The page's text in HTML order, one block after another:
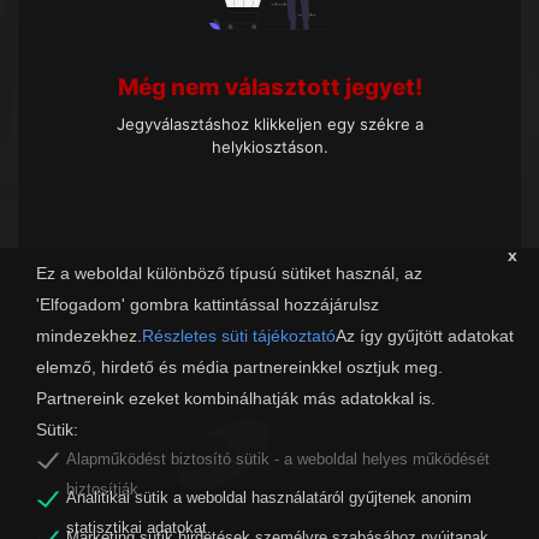
x
Ez a weboldal különböző típusú sütiket használ, az
'Elfogadom' gombra kattintással hozzájárulsz
mindezekhez. Részletes süti tájékoztatóAz így gyűjtött adatokat
elemző, hirdető és média partnereinkkel osztjuk meg.
Partnereink ezeket kombinálhatják más adatokkal is.
Sütik:
Alapműködést biztosító sütik - a weboldal helyes működését
biztosítják.
Analitikai sütik a weboldal használatáról gyűjtenek anonim
statisztikai adatokat.
Még nem választott jegyet!
Jegyválasztáshoz klikkeljen egy székre a
helykiosztáson.
Tovább
organw@zalaszam.hu